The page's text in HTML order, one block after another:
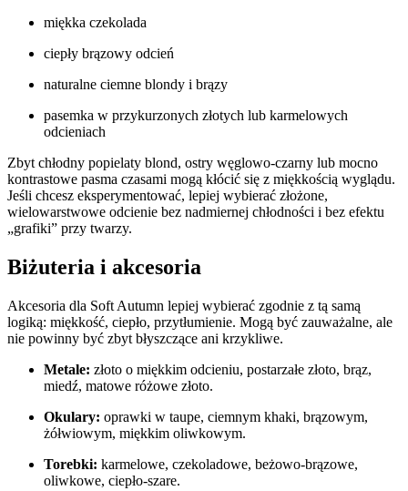
miękka czekolada
ciepły brązowy odcień
naturalne ciemne blondy i brązy
pasemka w przykurzonych złotych lub karmelowych
odcieniach
Zbyt chłodny popielaty blond, ostry węglowo-czarny lub mocno
kontrastowe pasma czasami mogą kłócić się z miękkością wyglądu.
Jeśli chcesz eksperymentować, lepiej wybierać złożone,
wielowarstwowe odcienie bez nadmiernej chłodności i bez efektu
„grafiki” przy twarzy.
Biżuteria i akcesoria
Akcesoria dla Soft Autumn lepiej wybierać zgodnie z tą samą
logiką: miękkość, ciepło, przytłumienie. Mogą być zauważalne, ale
nie powinny być zbyt błyszczące ani krzykliwe.
Metale: złoto o miękkim odcieniu, postarzałe złoto, brąz,
miedź, matowe różowe złoto.
Okulary: oprawki w taupe, ciemnym khaki, brązowym,
żółwiowym, miękkim oliwkowym.
Torebki: karmelowe, czekoladowe, beżowo-brązowe,
oliwkowe, ciepło-szare.